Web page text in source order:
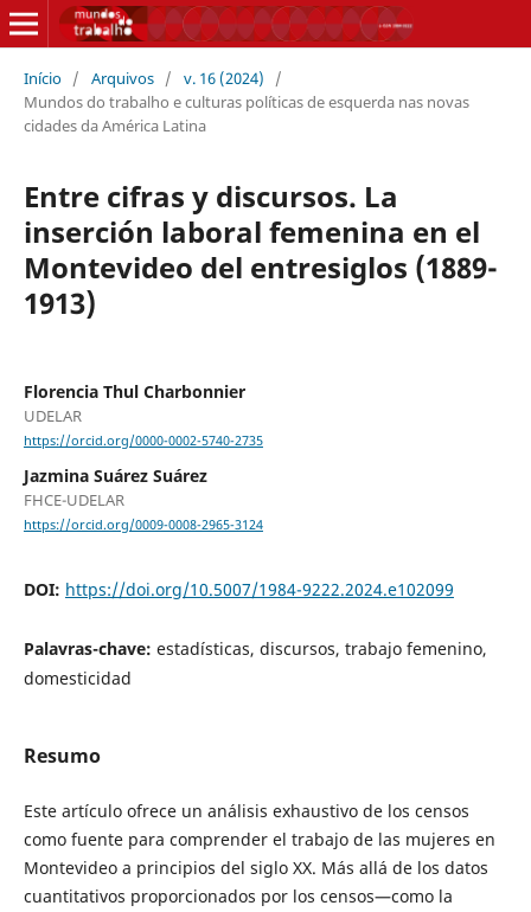
Início / Arquivos / v. 16 (2024)
/
Mundos do trabalho e culturas políticas de esquerda nas novas
cidades da América Latina
Entre cifras y discursos. La
inserción laboral femenina en el
Montevideo del entresiglos (1889-
1913)
Florencia Thul Charbonnier
UDELAR
https://orcid.org/0000-0002-5740-2735
Jazmina Suárez Suárez
FHCE-UDELAR
https://orcid.org/0009-0008-2965-3124
DOI: https://doi.org/10.5007/1984-9222.2024.e102099
Palavras-chave: estadísticas, discursos, trabajo femenino,
domesticidad
Resumo
Este artículo ofrece un análisis exhaustivo de los censos
como fuente para comprender el trabajo de las mujeres en
Montevideo a principios del siglo XX. Más allá de los datos
cuantitativos proporcionados por los censos—como la